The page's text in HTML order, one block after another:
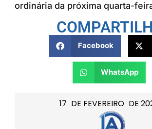
17 DE FEVEREIRO DE
ordinária da próxima quarta-
Facebook
WhatsApp